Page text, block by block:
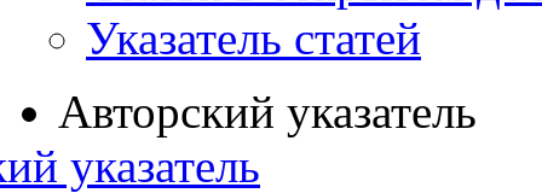
Указатель статей
Авторский указатель
указатель